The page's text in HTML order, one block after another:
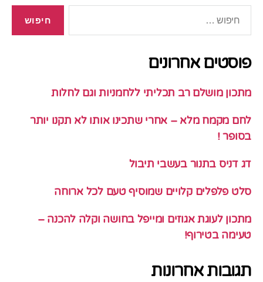
פוסטים אחרונים
מתכון מושלם רב תכליתי ללחמניות וגם לחלות
לחם מקמח מלא – אחרי שתכינו אותו לא תקנו יותר
בסופר !
דג דניס בתנור בעשבי תיבול
סלט פלפלים קלויים שמוסיף טעם לכל ארוחה
מתכון לעוגת אגוזים ומייפל בחושה וקלה להכנה –
טעימה בטירוף!
תגובות אחרונות